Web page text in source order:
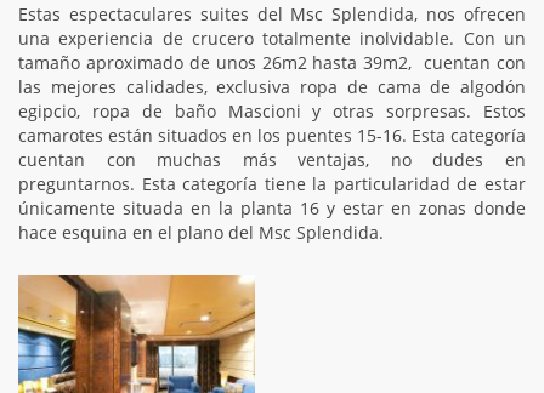
Estas espectaculares suites del Msc Splendida, nos ofrecen
una experiencia de crucero totalmente inolvidable. Con un
tamaño aproximado de unos 26m2 hasta 39m2, cuentan con
las mejores calidades, exclusiva ropa de cama de algodón
egipcio, ropa de baño Mascioni y otras sorpresas. Estos
camarotes están situados en los puentes 15-16. Esta categoría
cuentan con muchas más ventajas, no dudes en
preguntarnos. Esta categoría tiene la particularidad de estar
únicamente situada en la planta 16 y estar en zonas donde
hace esquina en el plano del Msc Splendida.